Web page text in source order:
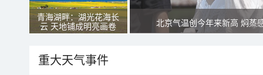
青海湖畔：湖光花海长
云 天地铺成明亮画卷
北京气温创今年来新高 焖蒸
重大天气事件